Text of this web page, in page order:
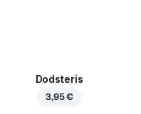
Dodsteris
3,95 €